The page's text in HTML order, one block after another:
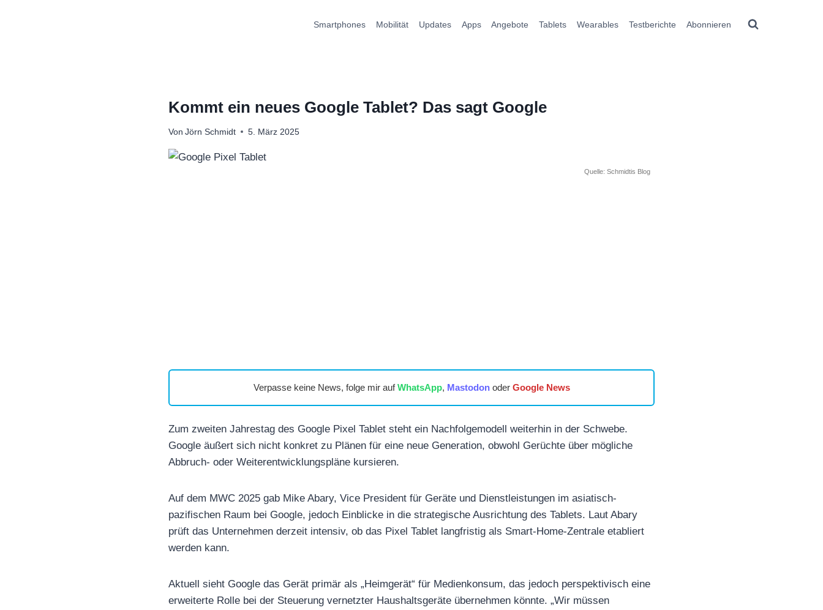
Smartphones Mobilität Updates Apps Angebote Tablets Wearables Testberichte Abonnieren
Kommt ein neues Google Tablet? Das sagt Google
Von Jörn Schmidt 5. März 2025
Quelle: Schmidtis Blog
Verpasse keine News, folge mir aufWhatsApp, Mastodonoder Google News
Zum zweiten Jahrestag des Google Pixel Tablet steht ein Nachfolgemodell weiterhin in der Schwebe.
Google äußert sich nicht konkret zu Plänen für eine neue Generation, obwohl Gerüchte über mögliche
Abbruch- oder Weiterentwicklungspläne kursieren.
Auf dem MWC 2025 gab Mike Abary, Vice President für Geräte und Dienstleistungen im asiatisch-
pazifischen Raum bei Google, jedoch Einblicke in die strategische Ausrichtung des Tablets. Laut Abary
prüft das Unternehmen derzeit intensiv, ob das Pixel Tablet langfristig als Smart-Home-Zentrale etabliert
werden kann.
Aktuell sieht Google das Gerät primär als „Heimgerät“ für Medienkonsum, das jedoch perspektivisch eine
erweiterte Rolle bei der Steuerung vernetzter Haushaltsgeräte übernehmen könnte. „Wir müssen